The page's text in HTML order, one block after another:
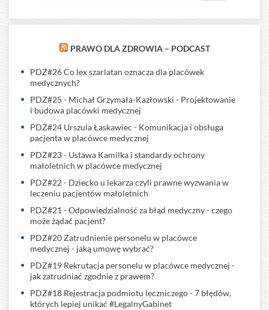
PRAWO DLA ZDROWIA – PODCAST
PDZ#26 Co lex szarlatan oznacza dla placówek
medycznych?
PDZ#25 - Michał Grzymała-Kazłowski - Projektowanie
i budowa placówki medycznej
PDZ#24 Urszula Łaskawiec - Komunikacja i obsługa
pacjenta w placówce medycznej
PDZ#23 - Ustawa Kamilka i standardy ochrony
małoletnich w placówce medycznej
PDZ#22 - Dziecko u lekarza czyli prawne wyzwania w
leczeniu pacjentów małoletnich
PDZ#21 - Odpowiedzialność za błąd medyczny - czego
może żądać pacjent?
PDZ#20 Zatrudnienie personelu w placówce
medycznej - jaką umowę wybrać?
PDZ#19 Rekrutacja personelu w placówce medycznej -
jak zatrudniać zgodnie z prawem?
PDZ#18 Rejestracja podmiotu leczniczego - 7 błędów,
których lepiej unikać #LegalnyGabinet